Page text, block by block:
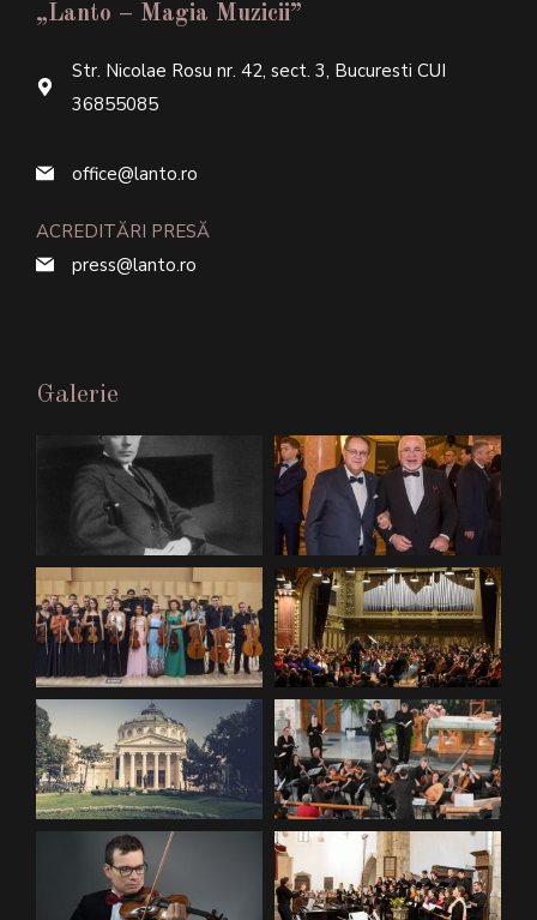
„Lanto – Magia Muzicii”
Str. Nicolae Rosu nr. 42, sect. 3, Bucuresti CUI
36855085
office@lanto.ro
ACREDITĂRI PRESĂ
press@lanto.ro
Galerie